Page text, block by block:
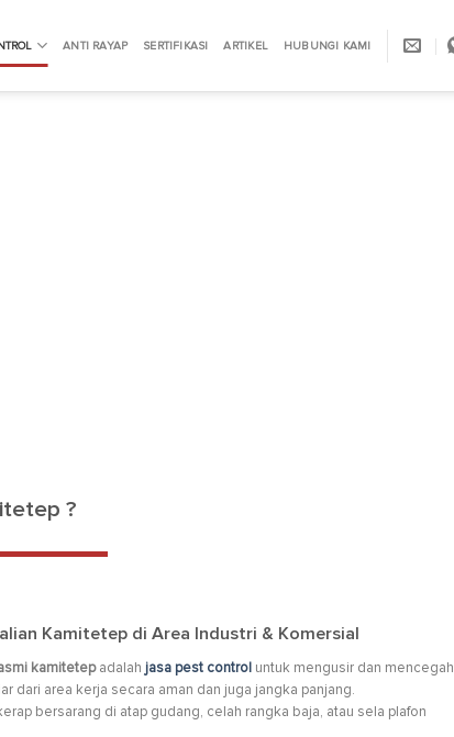
ANTI RAYAP SERTIFIKASI ARTIKEL HUBUNGI KAMI
?
Kamitetep di Area Industri & Komersial
kamitetepadalah jasa pest control untuk mengusir dan mencegah
dari area kerja secara aman dan juga jangka panjang.
bersarang di atap gudang, celah rangka baja, atau sela plafon